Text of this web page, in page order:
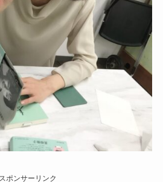
スポンサーリンク